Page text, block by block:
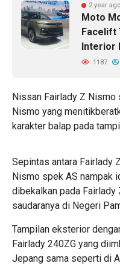
2 year ago
Moto
Facelift
Interior
1187
Nissan Fairlady Z
Nismo yang
karakter balap pada
Sepintas antara Fairlady
Nismo spek AS nampak
dibekalkan pada
saudaranya di Negeri
Tampilan eksterior
Fairlady 240ZG yang
Jepang sama seperti di